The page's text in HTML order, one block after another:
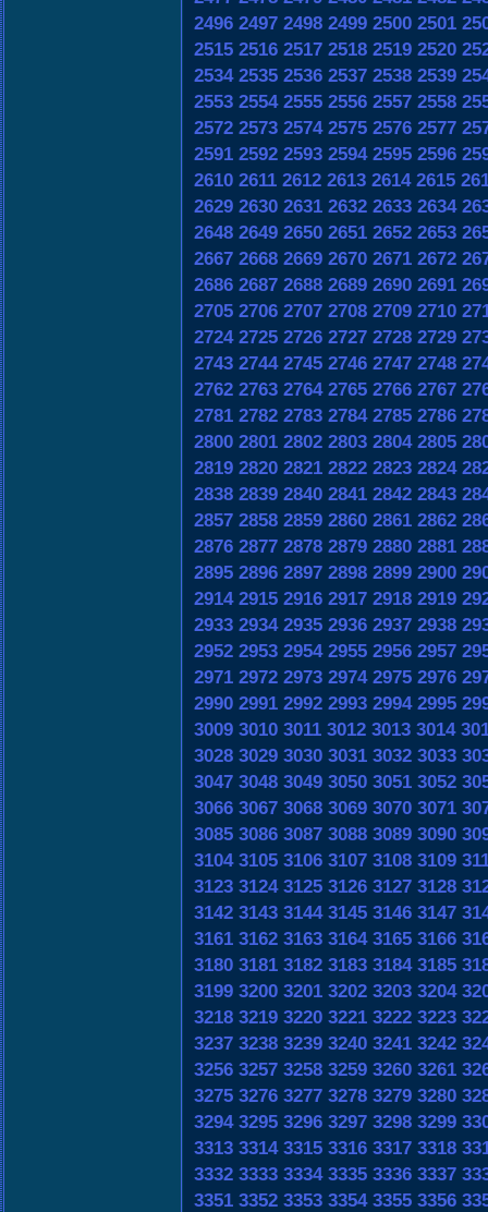
2496 2497 2498 2499 2500 2501
2515 2516 2517 2518 2519 2520
2534 2535 2536 2537 2538 2539
2553 2554 2555 2556 2557 2558
2572 2573 2574 2575 2576 2577
2591 2592 2593 2594 2595 2596
2610 2611 2612 2613 2614 2615
2629 2630 2631 2632 2633 2634
2648 2649 2650 2651 2652 2653
2667 2668 2669 2670 2671 2672
2686 2687 2688 2689 2690 2691
2705 2706 2707 2708 2709 2710
2724 2725 2726 2727 2728 2729
2743 2744 2745 2746 2747 2748
2762 2763 2764 2765 2766 2767
2781 2782 2783 2784 2785 2786
2800 2801 2802 2803 2804 2805
2819 2820 2821 2822 2823 2824
2838 2839 2840 2841 2842 2843
2857 2858 2859 2860 2861 2862
2876 2877 2878 2879 2880 2881
2895 2896 2897 2898 2899 2900
2914 2915 2916 2917 2918 2919
2933 2934 2935 2936 2937 2938
2952 2953 2954 2955 2956 2957
2971 2972 2973 2974 2975 2976
2990 2991 2992 2993 2994 2995
3009 3010 3011 3012 3013 3014
3028 3029 3030 3031 3032 3033
3047 3048 3049 3050 3051 3052
3066 3067 3068 3069 3070 3071
3085 3086 3087 3088 3089 3090
3104 3105 3106 3107 3108 3109
3123 3124 3125 3126 3127 3128
3142 3143 3144 3145 3146 3147
3161 3162 3163 3164 3165 3166
3180 3181 3182 3183 3184 3185
3199 3200 3201 3202 3203 3204
3218 3219 3220 3221 3222 3223
3237 3238 3239 3240 3241 3242
3256 3257 3258 3259 3260 3261
3275 3276 3277 3278 3279 3280
3294 3295 3296 3297 3298 3299
3313 3314 3315 3316 3317 3318
3332 3333 3334 3335 3336 3337
3351 3352 3353 3354 3355 3356